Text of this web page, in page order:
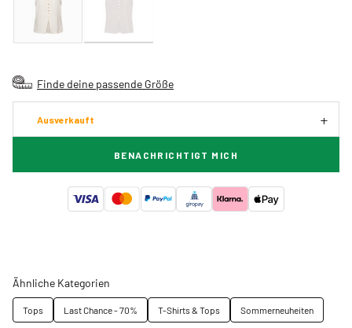
Finde deine passende Größe
Ausverkauft
BENACHRICHTIGT MICH
Ähnliche Kategorien
Tops Last Chance - 70% T-Shirts & Tops Sommerneuheiten